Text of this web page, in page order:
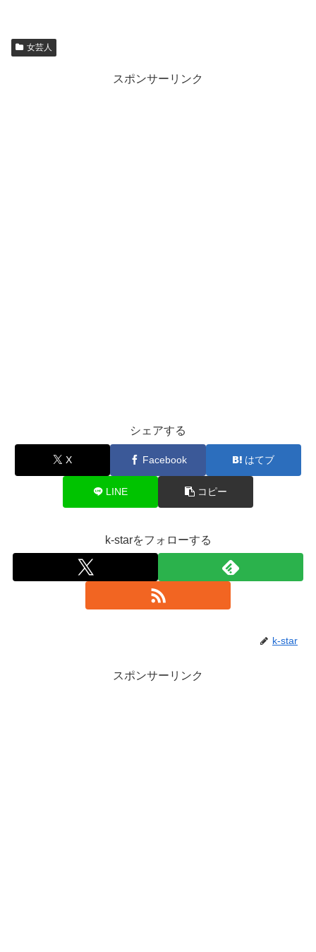
女芸人
スポンサーリンク
シェアする
X Facebook はてブ
LINE コピー
k-starをフォローする
k-star
スポンサーリンク